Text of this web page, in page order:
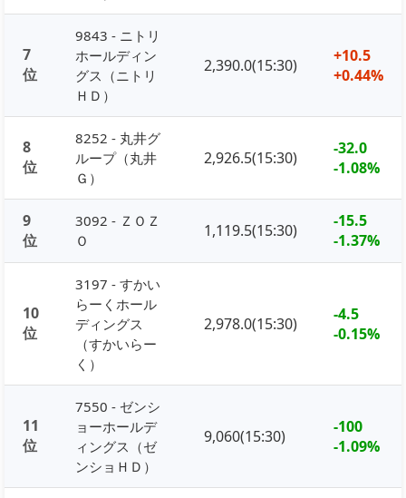
7
位
9843 - ニトリ
ホールディン
グス（ニトリ
ＨＤ）
2,390.0(15:30)
+10.5
+0.44%
8
位
8252 - 丸井グ
ループ（丸井
Ｇ）
2,926.5(15:30)
-32.0
-1.08%
9
位
3092 - ＺＯＺ
Ｏ
1,119.5(15:30)
-15.5
-1.37%
10
位
3197 - すかい
らーくホール
ディングス
（すかいらー
く）
2,978.0(15:30)
-4.5
-0.15%
11
位
7550 - ゼンシ
ョーホールデ
ィングス（ゼ
ンショＨＤ）
9,060(15:30)
-100
-1.09%